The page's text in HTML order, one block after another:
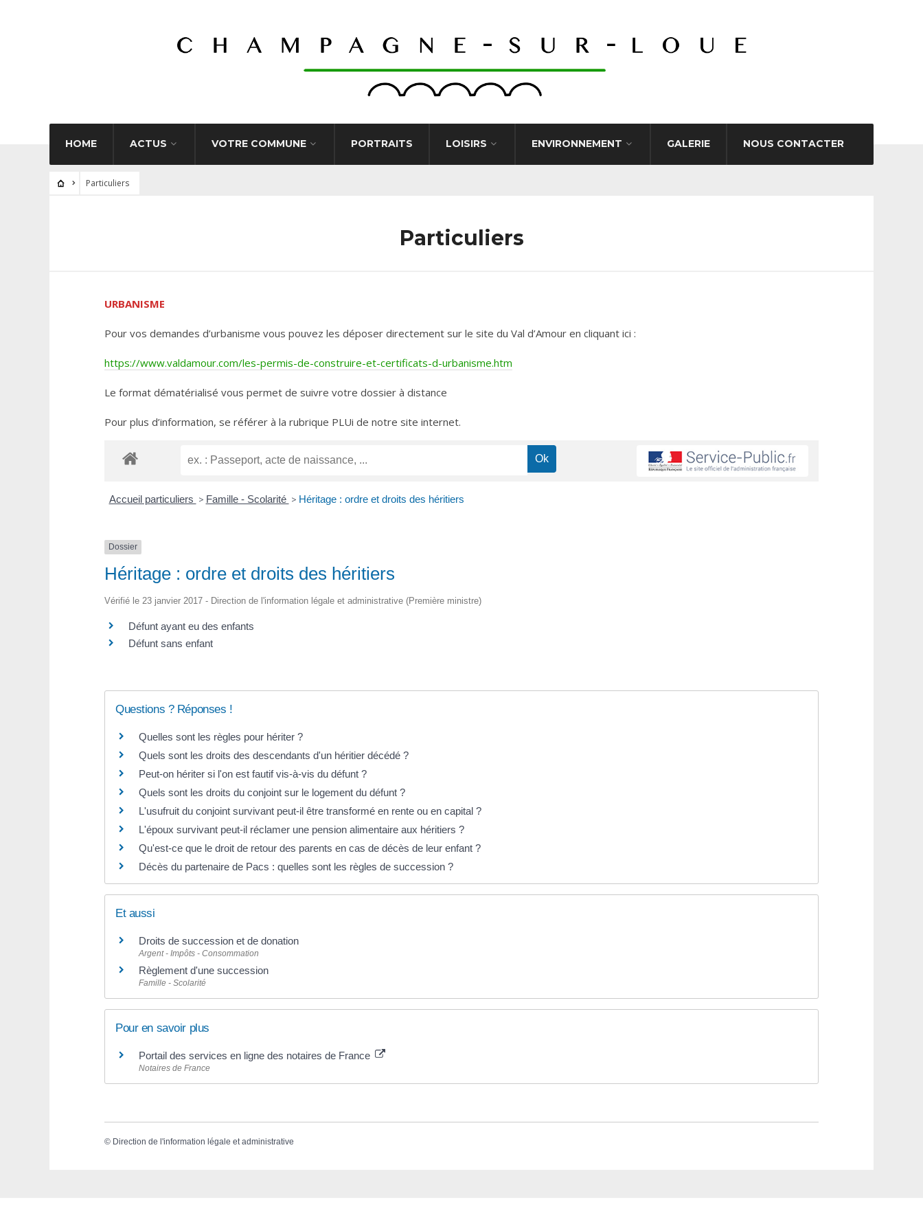
HOME ACTUS VOTRE COMMUNE PORTRAITS LOISIRS ENVIRONNEMENT GALERIE NOUS CONTACTER
Particuliers
Particuliers
URBANISME
Pour vos demandes d’urbanisme vous pouvez les déposer directement sur le site du Val d’Amour en cliquant ici :
https://www.valdamour.com/les-permis-de-construire-et-certificats-d-urbanisme.htm
Le format dématérialisé vous permet de suivre votre dossier à distance
Pour plus d’information, se référer à la rubrique PLUi de notre site internet.
Accueil particuliers > Famille - Scolarité > Héritage : ordre et droits des héritiers
Dossier
Héritage : ordre et droits des héritiers
Vérifié le 23 janvier 2017 - Direction de l'information légale et administrative (Première ministre)
Défunt ayant eu des enfants
Défunt sans enfant
Questions ? Réponses !
Quelles sont les règles pour hériter ?
Quels sont les droits des descendants d'un héritier décédé ?
Peut-on hériter si l'on est fautif vis-à-vis du défunt ?
Quels sont les droits du conjoint sur le logement du défunt ?
L'usufruit du conjoint survivant peut-il être transformé en rente ou en capital ?
L'époux survivant peut-il réclamer une pension alimentaire aux héritiers ?
Qu'est-ce que le droit de retour des parents en cas de décès de leur enfant ?
Décès du partenaire de Pacs : quelles sont les règles de succession ?
Et aussi
Droits de succession et de donation
Argent - Impôts - Consommation
Règlement d'une succession
Famille - Scolarité
Pour en savoir plus
Portail des services en ligne des notaires de France
Notaires de France
© Direction de l'information légale et administrative